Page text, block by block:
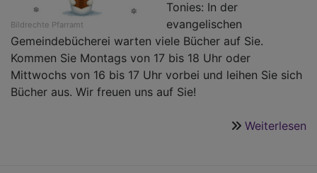
Bildrechte Pfarramt
Tonies: In der
evangelischen
Gemeindebücherei warten viele Bücher auf Sie.
Kommen Sie Montags von 17 bis 18 Uhr oder
Mittwochs von 16 bis 17 Uhr vorbei und leihen Sie sich
Bücher aus. Wir freuen uns auf Sie!
Weiterlesen